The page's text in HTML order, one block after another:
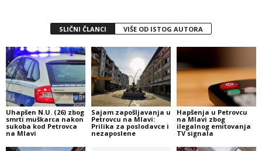
SLIČNI ČLANCI VIŠE OD ISTOG AUTORA
Uhapšen N.U. (26) zbog
smrti muškarca nakon
sukoba kod Petrovca
na Mlavi
Sajam zapošljavanja u
Petrovcu na Mlavi:
Prilika za poslodavce i
nezaposlene
Hapšenja u Petrovcu
na Mlavi zbog
ilegalnog emitovanja
TV signala